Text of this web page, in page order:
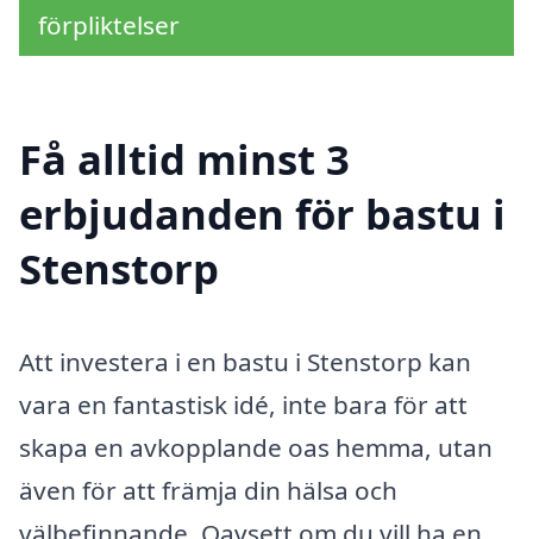
förpliktelser
Få alltid minst 3
erbjudanden för bastu i
Stenstorp
Att investera i en bastu i Stenstorp kan
vara en fantastisk idé, inte bara för att
skapa en avkopplande oas hemma, utan
även för att främja din hälsa och